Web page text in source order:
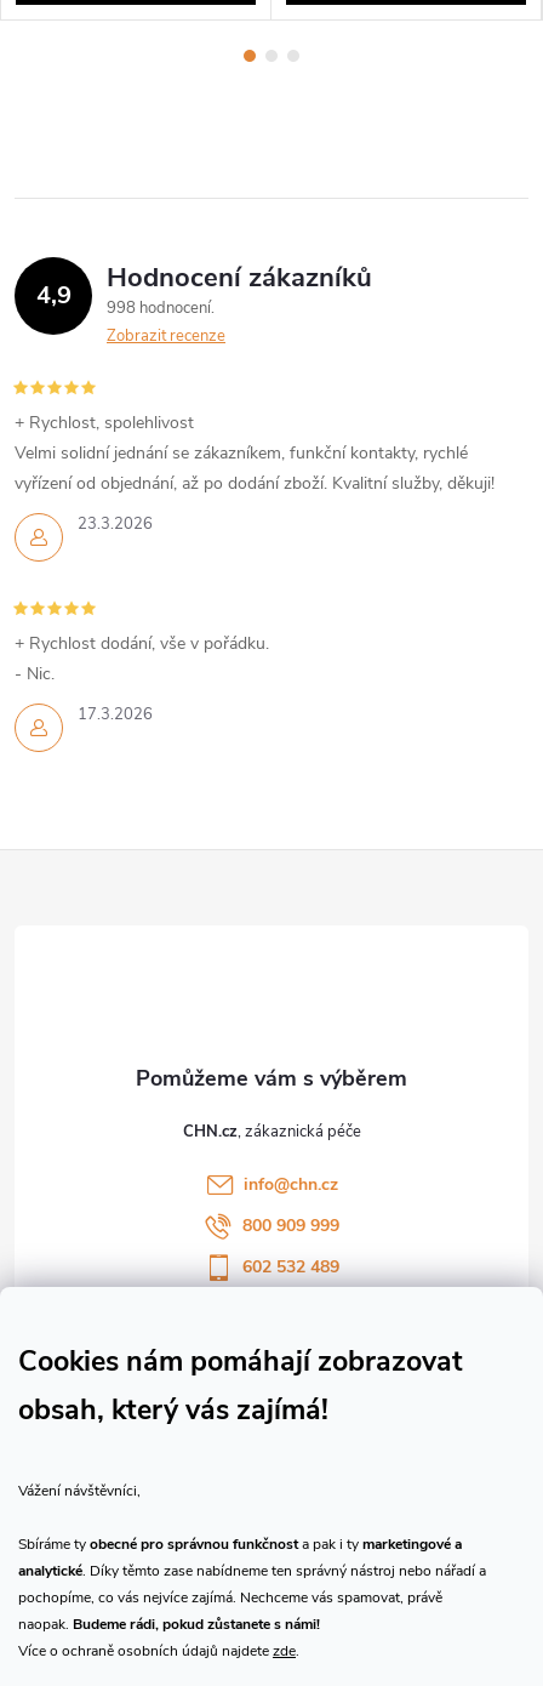
Cookies nám pomáhají zobrazovat
obsah, který vás zajímá!
Vážení návštěvníci,
Sbíráme tyobecné pro správnou funkčnosta pak i tymarketingové a
analytické. Díky těmto zase nabídneme ten správný nástroj nebo nářadí a
pochopíme, co vás nejvíce zajímá. Nechceme vás spamovat, právě
naopak. Budeme rádi, pokud zůstanete s námi!
Více o ochraně osobních údajů najdetezde.
4,9 Hodnocení zákazníků
998 hodnocení
Zobrazit recenze
23.3.2026
+ Rychlost, spolehlivost
Velmi solidní jednání se zákazníkem, funkční kontakty, rychlé
vyřízení od objednání, až po dodání zboží. Kvalitní služby, děkuji!
17.3.2026
+ Rychlost dodání, vše v pořádku.
- Nic.
CHN.cz
info@chn.cz
800 909 999
602 532 489
Sledujte náš vlog CHN_CZ
Přijímáme online platby